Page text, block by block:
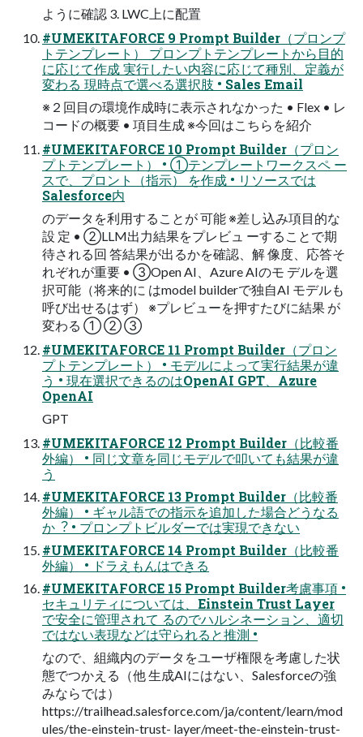
ように確認 3. LWC上に配置
#UMEKITAFORCE 9 Prompt Builder（プロンプ
トテンプレート） プロンプトテンプレートから⽬的
に応じて作成 実⾏したい内容に応じて種別、定義が
変わる 現時点で選べる選択肢 • Sales Email
※２回⽬の環境作成時に表⽰されなかった • Flex • レ
コードの概要 • 項⽬⽣成 ※今回はこちらを紹介
#UMEKITAFORCE 10 Prompt Builder（プロン
プトテンプレート） • ①テンプレートワークスペ ー
スで、プロント（指⽰） を作成 • リソースでは
Salesforce内
のデータを利⽤することが 可能 ※差し込み項⽬的な
設 定 • ②LLM出⼒結果をプレビュ ーすることで期
待される回 答結果が出るかを確認、解 像度、応答そ
れぞれが重要 • ③Open AI、Azure AIのモ デルを選
択可能（将来的に はmodel builderで独⾃AI モデルも
呼び出せるはず） ※プレビューを押すたびに結果 が
変わる ① ② ③
#UMEKITAFORCE 11 Prompt Builder（プロン
プトテンプレート） • モデルによって実⾏結果が違
う • 現在選択できるのはOpenAI GPT、Azure
OpenAI
GPT
#UMEKITAFORCE 12 Prompt Builder（⽐較番
外編） • 同じ⽂章を同じモデルで叩いても結果が違
う
#UMEKITAFORCE 13 Prompt Builder（⽐較番
外編） • ギャル語での指⽰を追加した場合どうなる
か︖ • プロンプトビルダーでは実現できない
#UMEKITAFORCE 14 Prompt Builder（⽐較番
外編） • ドラえもんはできる
#UMEKITAFORCE 15 Prompt Builder考慮事項 •
セキュリティについては、Einstein Trust Layer
で安全に管理されて るのでハルシネーション、適切
ではない表現などは守られると推測 •
なので、組織内のデータをユーザ権限を考慮した状
態でつかえる（他 ⽣成AIにはない、Salesforceの強
みならでは）
https://trailhead.salesforce.com/ja/content/learn/mod
ules/the-einstein-trust- layer/meet-the-einstein-trust-